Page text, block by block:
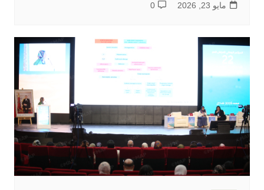
مايو 23, 2026 0